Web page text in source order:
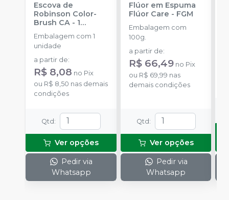
Escova de
Robinson Color-
Brush CA - 1
unidade
AMERICAN BURRS
Embalagem com 1
unidade
a partir de:
R$ 8,08 no Pix
ou R$ 8,50 nas demais
condições
Qtd :
Ver opções
Pedir via
Whatsapp
Flúor em Espuma
Flúor Care - FGM
Embalagem com
100g.
a partir de:
R$ 66,49 no Pix
ou R$ 69,99 nas
demais condições
Qtd :
Ver opções
Pedir via
Whatsapp